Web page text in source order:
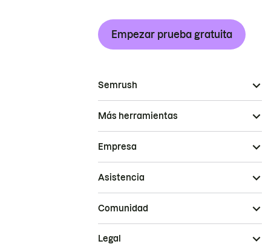
Empezar prueba gratuita
Semrush
Más herramientas
Empresa
Asistencia
Comunidad
Legal